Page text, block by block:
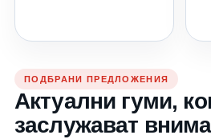
ПОДБРАНИ ПРЕДЛОЖЕНИЯ
Актуални гуми,
заслужават